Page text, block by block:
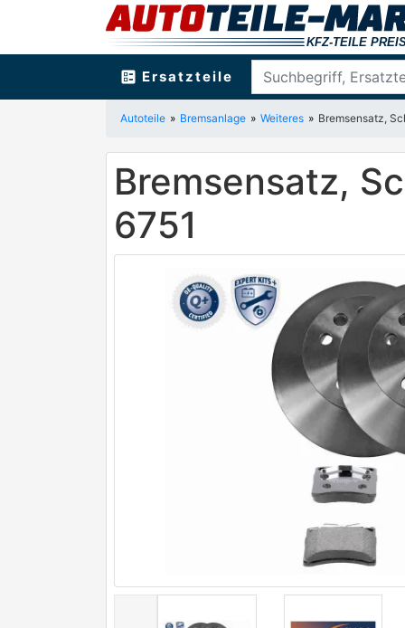
ballot Ersatzteile
Autoteile Bremsanlage Weiteres Bremsensatz,
Bremsensatz,
6751